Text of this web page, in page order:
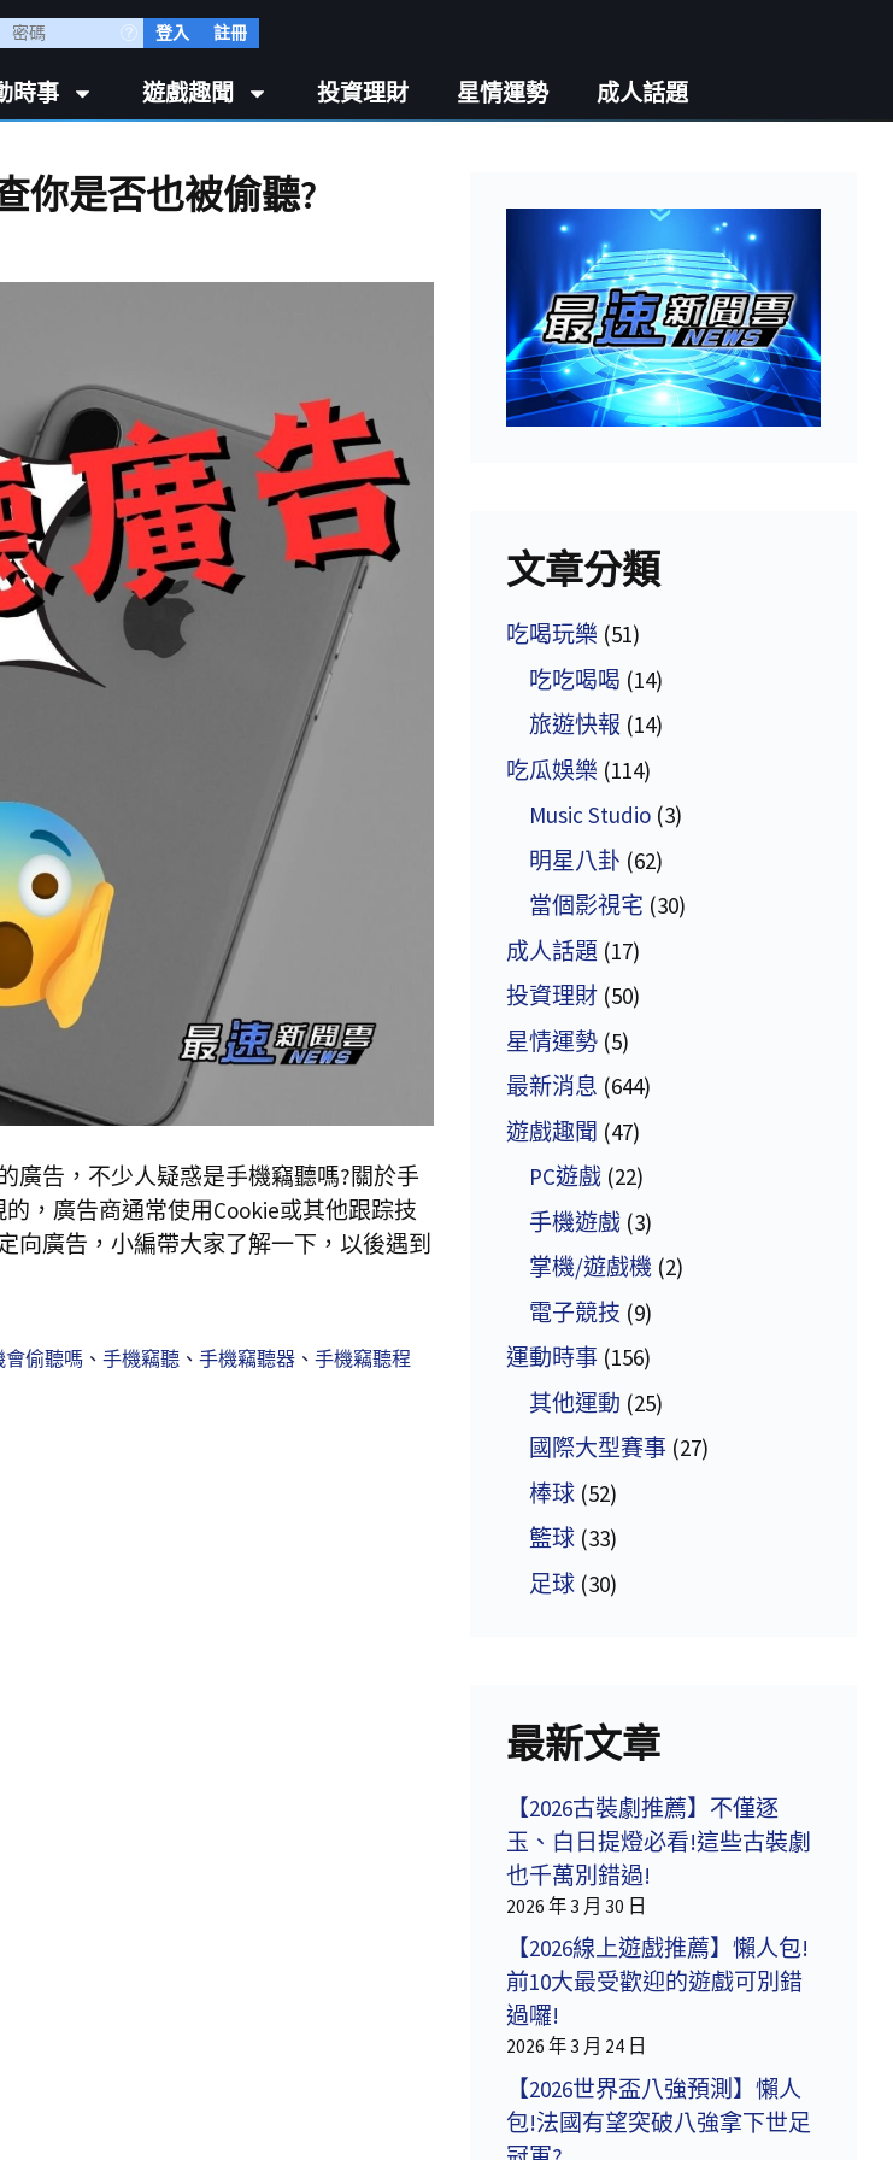
登入 註冊
時事 遊戲趣聞 投資理財 星情運勢 成人話題
你是否也被偷聽?
廣告，不少人疑惑是手機竊聽嗎?關於手
，廣告商通常使用Cookie或其他跟踪技
向廣告，小編帶大家了解一下，以後遇到
會偷聽嗎、 手機竊聽、 手機竊聽器、 手機竊聽程
文章分類
吃喝玩樂 (51)
吃吃喝喝 (14)
旅遊快報 (14)
吃瓜娛樂 (114)
Music Studio (3)
明星八卦 (62)
當個影視宅 (30)
成人話題 (17)
投資理財 (50)
星情運勢 (5)
最新消息 (644)
遊戲趣聞 (47)
PC遊戲 (22)
手機遊戲 (3)
掌機/遊戲機 (2)
電子競技 (9)
運動時事 (156)
其他運動 (25)
國際大型賽事 (27)
棒球 (52)
籃球 (33)
足球 (30)
最新文章
【2026古裝劇推薦】不僅逐
玉、白日提燈必看!這些古裝劇
也千萬別錯過!
2026 年 3 月 30 日
【2026線上遊戲推薦】懶人包!
前10大最受歡迎的遊戲可別錯
過囉!
2026 年 3 月 24 日
【2026世界盃八強預測】懶人
包!法國有望突破八強拿下世足